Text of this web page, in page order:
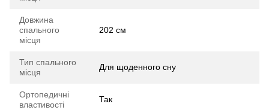
Довжина
спального
місця
202 см
Тип спального
місця
Для щоденного сну
Ортопедичні
властивості
Так